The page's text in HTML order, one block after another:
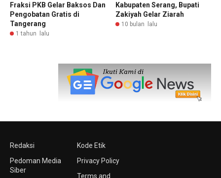
Fraksi PKB Gelar Baksos Dan
Pengobatan Gratis di
Tangerang
1 tahun lalu
Kabupaten Serang, Bupati
Zakiyah Gelar Ziarah
10 bulan lalu
Redaksi
Pedoman Media
Siber
Kode Etik
Privacy Policy
Terms and